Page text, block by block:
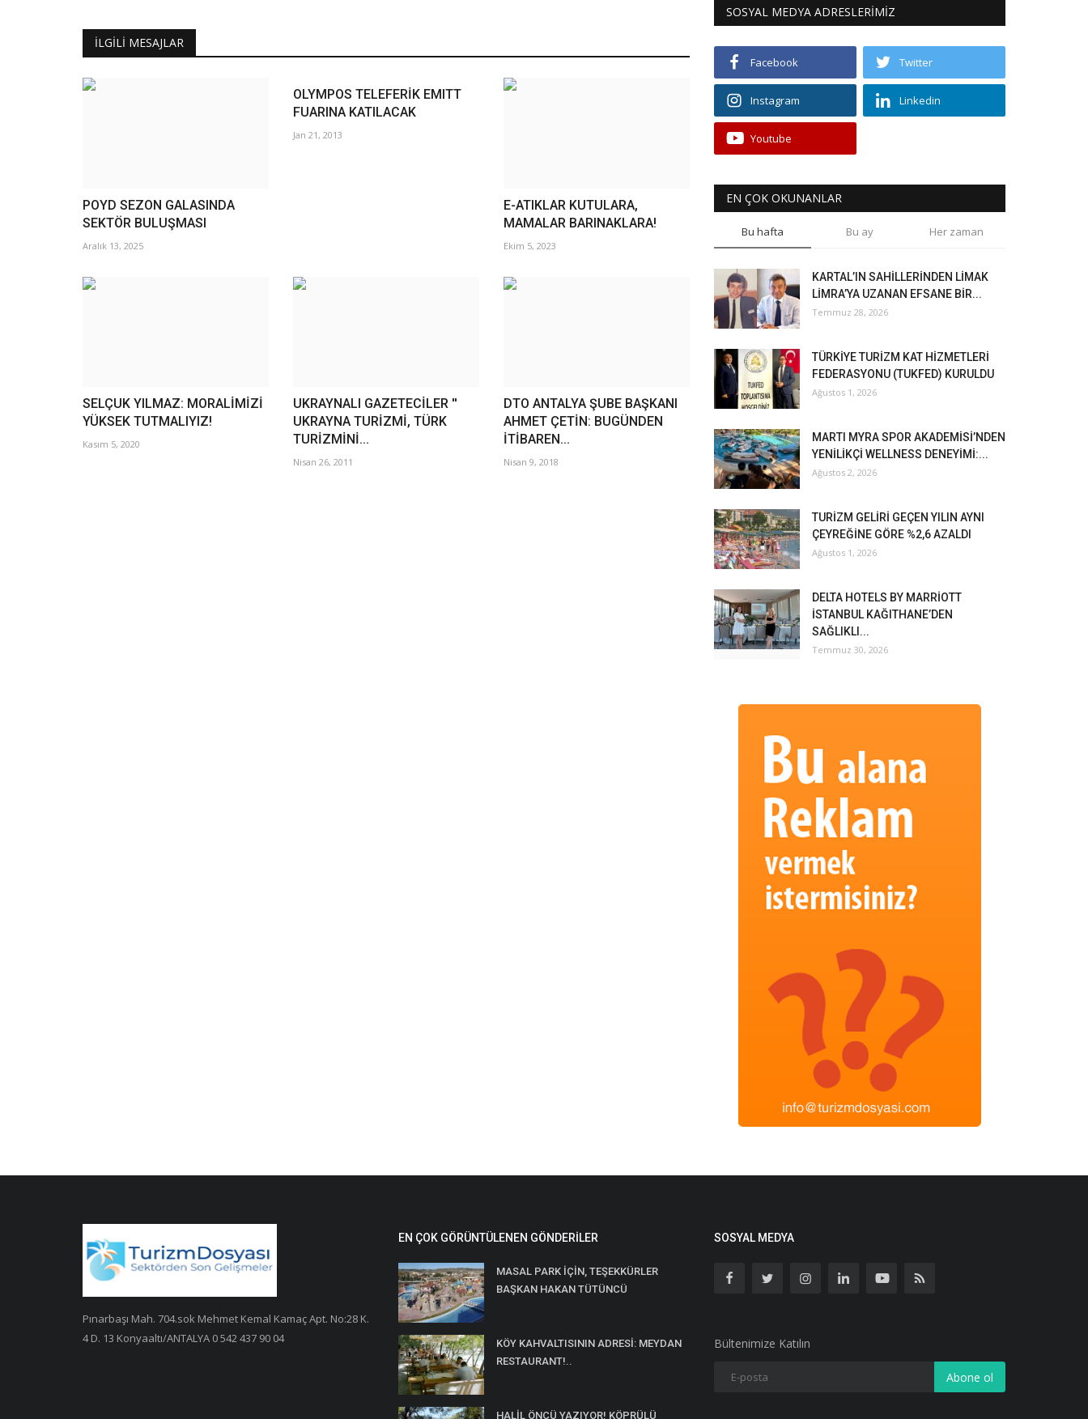
İLGILI MESAJLAR
POYD SEZON GALASINDA
SEKTÖR BULUŞMASI
Aralık 13, 2025
OLYMPOS TELEFERİK EMITT
FUARINA KATILACAK
Jan 21, 2013
E-ATIKLAR KUTULARA,
MAMALAR BARINAKLARA!
Ekim 5, 2023
SELÇUK YILMAZ: MORALİMİZİ
YÜKSEK TUTMALIYIZ!
Kasım 5, 2020
UKRAYNALI GAZETECİLER ''
UKRAYNA TURİZMİ, TÜRK
TURİZMİNİ...
Nisan 26, 2011
DTO ANTALYA ŞUBE BAŞKANI
AHMET ÇETİN: BUGÜNDEN
İTİBAREN...
Nisan 9, 2018
SOSYAL MEDYA ADRESLERİMİZ
Facebook Twitter
Instagram Linkedin
Youtube
EN ÇOK OKUNANLAR
Bu hafta Bu ay Her zaman
KARTAL’IN SAHİLLERİNDEN LİMAK
LİMRA’YA UZANAN EFSANE BİR...
Temmuz 28, 2026
TÜRKİYE TURİZM KAT HİZMETLERİ
FEDERASYONU (TUKFED) KURULDU
Ağustos 1, 2026
MARTI MYRA SPOR AKADEMİSİ’NDEN
YENİLİKÇİ WELLNESS DENEYİMİ:...
Ağustos 2, 2026
TURİZM GELİRİ GEÇEN YILIN AYNI
ÇEYREĞİNE GÖRE %2,6 AZALDI
Ağustos 1, 2026
DELTA HOTELS BY MARRİOTT
İSTANBUL KAĞITHANE’DEN
SAĞLIKLI...
Temmuz 30, 2026
Pınarbaşı Mah. 704.sok Mehmet Kemal Kamaç Apt. No:28 K.
4 D. 13 Konyaaltı/ANTALYA 0 542 437 90 04
EN ÇOK GÖRÜNTÜLENEN GÖNDERILER
MASAL PARK İÇİN, TEŞEKKÜRLER
BAŞKAN HAKAN TÜTÜNCÜ
KÖY KAHVALTISININ ADRESİ: MEYDAN
RESTAURANT!..
HALİL ÖNCÜ YAZIYOR! KÖPRÜLÜ
SOSYAL MEDYA
Bültenimize Katılın
Abone ol